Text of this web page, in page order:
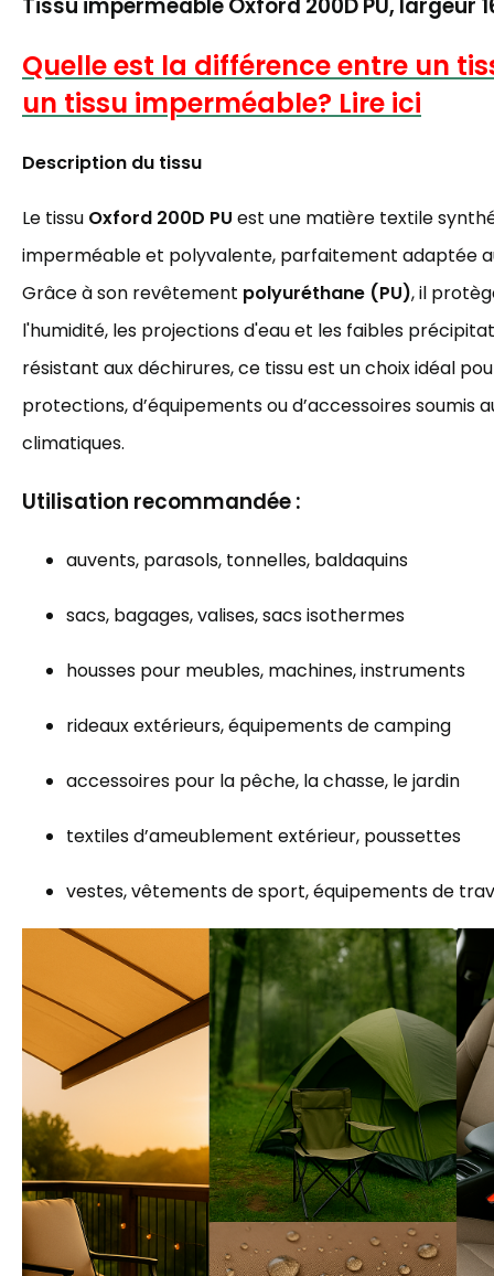
Tissu imperméable Oxford 200D PU, largeur
Quelle est la différence entre un
un tissu imperméable? Lire ici
Description du tissu
Le tissu Oxford 200D PU est une matière textile
imperméable et polyvalente, parfaitement adaptée
Grâce à son revêtement polyuréthane (PU), il
l'humidité, les projections d'eau et les faibles
résistant aux déchirures, ce tissu est un choix idéal
protections, d’équipements ou d’accessoires soumis
climatiques.
Utilisation recommandée :
auvents, parasols, tonnelles, baldaquins
sacs, bagages, valises, sacs isothermes
housses pour meubles, machines, instruments
rideaux extérieurs, équipements de camping
accessoires pour la pêche, la chasse, le jardin
textiles d’ameublement extérieur, poussettes
vestes, vêtements de sport, équipements de